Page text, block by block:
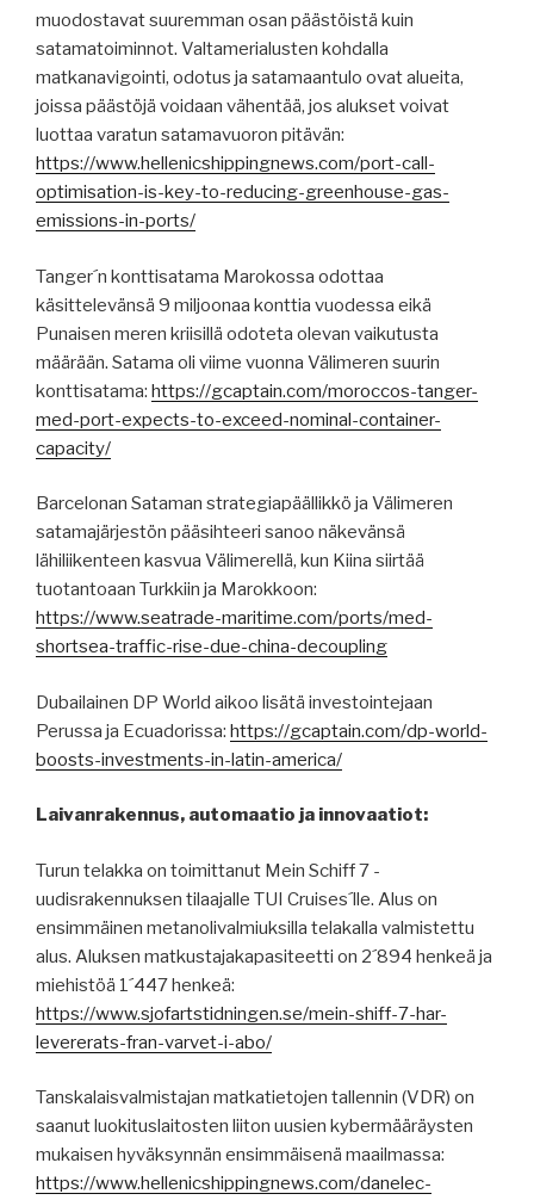
muodostavat suuremman osan päästöistä kuin
satamatoiminnot. Valtamerialusten kohdalla
matkanavigointi, odotus ja satamaantulo ovat alueita,
joissa päästöjä voidaan vähentää, jos alukset voivat
luottaa varatun satamavuoron pitävän:
https://www.hellenicshippingnews.com/port-call-
optimisation-is-key-to-reducing-greenhouse-gas-
emissions-in-ports/
Tanger´n konttisatama Marokossa odottaa
käsittelevänsä 9 miljoonaa konttia vuodessa eikä
Punaisen meren kriisillä odoteta olevan vaikutusta
määrään. Satama oli viime vuonna Välimeren suurin
konttisatama: https://gcaptain.com/moroccos-tanger-
med-port-expects-to-exceed-nominal-container-
capacity/
Barcelonan Sataman strategiapäällikkö ja Välimeren
satamajärjestön pääsihteeri sanoo näkevänsä
lähiliikenteen kasvua Välimerellä, kun Kiina siirtää
tuotantoaan Turkkiin ja Marokkoon:
https://www.seatrade-maritime.com/ports/med-
shortsea-traffic-rise-due-china-decoupling
Dubailainen DP World aikoo lisätä investointejaan
Perussa ja Ecuadorissa: https://gcaptain.com/dp-world-
boosts-investments-in-latin-america/
Laivanrakennus, automaatio ja innovaatiot:
Turun telakka on toimittanut Mein Schiff 7 -
uudisrakennuksen tilaajalle TUI Cruises´lle. Alus on
ensimmäinen metanolivalmiuksilla telakalla valmistettu
alus. Aluksen matkustajakapasiteetti on 2´894 henkeä ja
miehistöä 1´447 henkeä:
https://www.sjofartstidningen.se/mein-shiff-7-har-
levererats-fran-varvet-i-abo/
Tanskalaisvalmistajan matkatietojen tallennin (VDR) on
saanut luokituslaitosten liiton uusien kybermääräysten
mukaisen hyväksynnän ensimmäisenä maailmassa:
https://www.hellenicshippingnews.com/danelec-